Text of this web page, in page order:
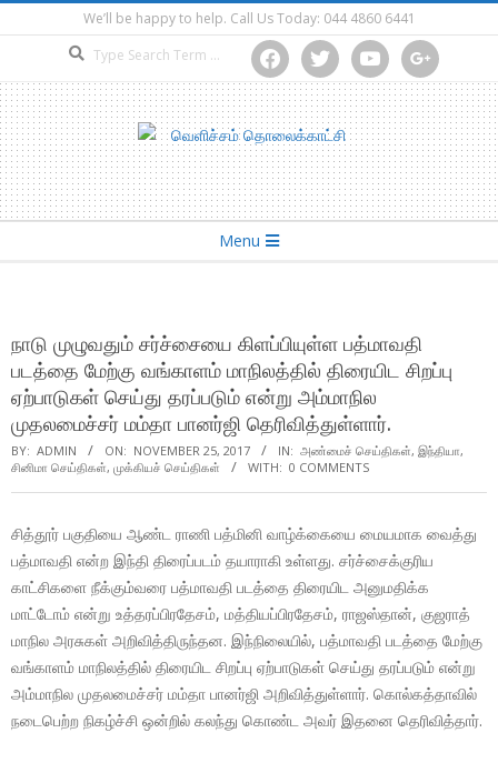
to
We’ll be happy to help. Call Us Today: 044 4860 6441
facebooktwitter youtube google
Menu
நாடு முழுவதும் சர்ச்சையை கிளப்பியுள்ள பத்மாவதி
படத்தை மேற்கு வங்காளம் மாநிலத்தில் திரையிட சிறப்பு
ஏற்பாடுகள் செய்து தரப்படும் என்று அம்மாநில
முதலமைச்சர் மம்தா பானர்ஜி தெரிவித்துள்ளார்.
BY: ADMIN ON: NOVEMBER 25, 2017 IN: அண்மைச் செய்திகள், இந்தியா,
சினிமா செய்திகள், முக்கியச் செய்திகள் WITH: 0 COMMENTS
சித்தூர் பகுதியை ஆண்ட ராணி பத்மினி வாழ்க்கையை மையமாக வைத்து
பத்மாவதி என்ற இந்தி திரைப்படம் தயாராகி உள்ளது. சர்ச்சைக்குரிய
காட்சிகளை நீக்கும்வரை பத்மாவதி படத்தை திரையிட அனுமதிக்க
மாட்டோம் என்று உத்தரப்பிரதேசம், மத்தியப்பிரதேசம், ராஜஸ்தான், குஜராத்
மாநில அரசுகள் அறிவித்திருந்தன. இந்நிலையில், பத்மாவதி படத்தை மேற்கு
வங்காளம் மாநிலத்தில் திரையிட சிறப்பு ஏற்பாடுகள் செய்து தரப்படும் என்று
அம்மாநில முதலமைச்சர் மம்தா பானர்ஜி அறிவித்துள்ளார். கொல்கத்தாவில்
நடைபெற்ற நிகழ்ச்சி ஒன்றில் கலந்து கொண்ட அவர் இதனை தெரிவித்தார்.